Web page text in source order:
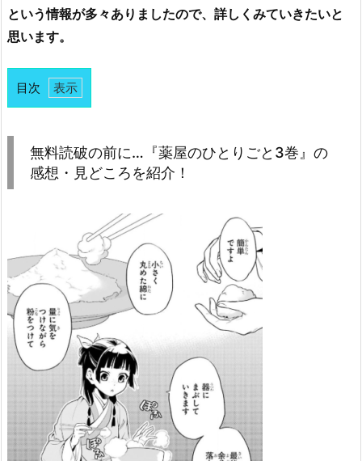
という情報が多々ありましたので、詳しくみていきたいと
思います。
目次
1.
『薬
屋
の
ひ
と
り
巻』
無料読破の前に…『薬屋のひとりごと3巻』の
感想・見どころを紹介！